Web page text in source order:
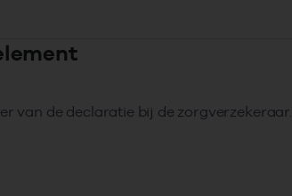
van de declaratie bij de zorgverzekeraar.